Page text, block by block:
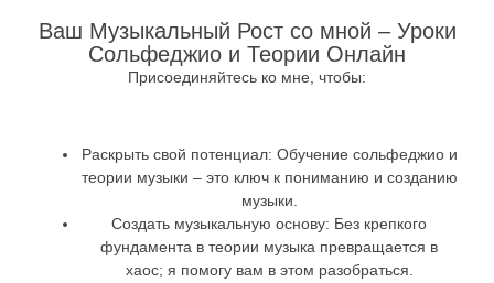
Ваш Музыкальный Рост со мной – Уроки
Сольфеджио и Теории Онлайн
Присоединяйтесь ко мне, чтобы:
Раскрыть свой потенциал: Обучение сольфеджио и
теории музыки – это ключ к пониманию и созданию
музыки.
Создать музыкальную основу: Без крепкого
фундамента в теории музыка превращается в
хаос; я помогу вам в этом разобраться.